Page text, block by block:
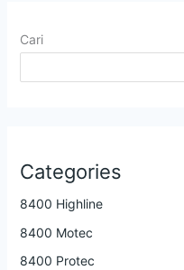
Cari
Categories
8400 Highline
8400 Motec
8400 Protec